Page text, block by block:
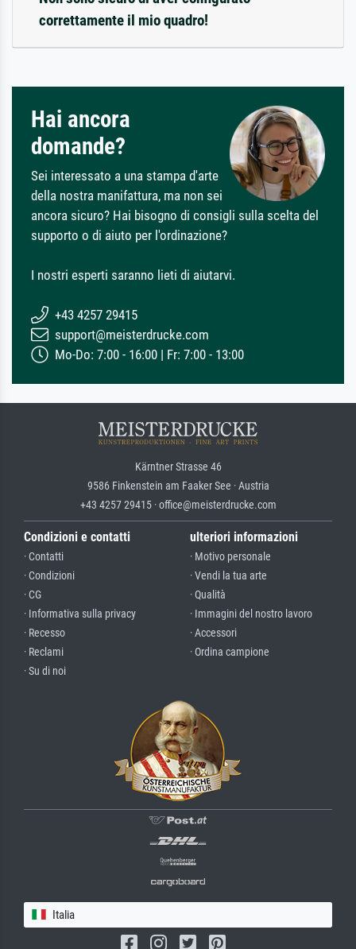
correttamente il mio quadro!
Hai ancora
domande?
Sei interessato a una stampa d'arte
della nostra manifattura, ma non sei
ancora sicuro? Hai bisogno di consigli sulla scelta del
supporto o di aiuto per l'ordinazione?
I nostri esperti saranno lieti di aiutarvi.
+43 4257 29415
support@meisterdrucke.com
Mo-Do: 7:00 - 16:00 | Fr: 7:00 - 13:00
Kärntner Strasse 46
9586 Finkenstein am Faaker See · Austria
+43 4257 29415 · office@meisterdrucke.com
Condizioni e contatti
· Contatti
· Condizioni
· CG
· Informativa sulla privacy
· Recesso
· Reclami
· Su di noi
ulteriori informazioni
· Motivo personale
· Vendi la tua arte
· Qualità
· Immagini del nostro lavoro
· Accessori
· Ordina campione
Italia